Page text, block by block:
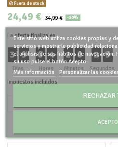
Fuera de stock
24,49 € 34,99 € -30%
La oferta finaliza en:
3 9
Días
: 0 4
Horas
: 2 0
Minutos
: 2 9
Segundos
Impuestos incluidos
Este sitio web utiliza cookies propias y
servicios y mostrarle publicidad
el análisis de sus hábitos de navegación.
su uso pulse el botón Acepto.
Más información
Personalizar las
RECHAZAR
ACEPTO